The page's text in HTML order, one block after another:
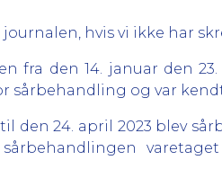
hvis vi ikke har
fra den 14. januar den
sårbehandling og var
den 24. april 2023 blev